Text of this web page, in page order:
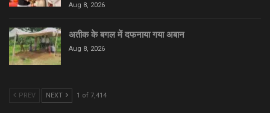
Aug 8, 2026
अतीक के बगल में दफनाया गया अबान
Aug 8, 2026
PREV NEXT 1 of 7,414